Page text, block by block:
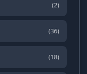
(2)
(36)
(18)